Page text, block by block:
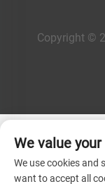
Copyright ©
We value
We use cookies and
want to accept all